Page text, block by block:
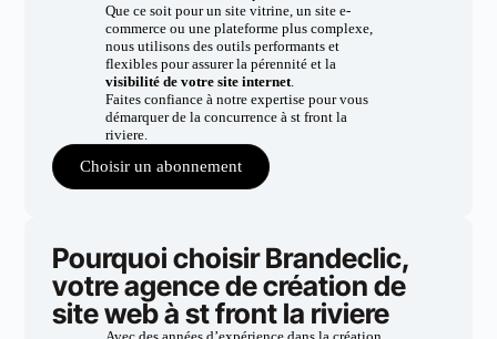
Que ce soit pour un site vitrine, un site e-
commerce ou une plateforme plus complexe,
nous utilisons des outils performants et
flexibles pour assurer la pérennité et la
visibilité de votre site internet.
Faites confiance à notre expertise pour vous
démarquer de la concurrence à st front la
riviere.
Choisir un abonnement
Pourquoi choisir Brandeclic,
votre agence de création de
site web à st front la riviere